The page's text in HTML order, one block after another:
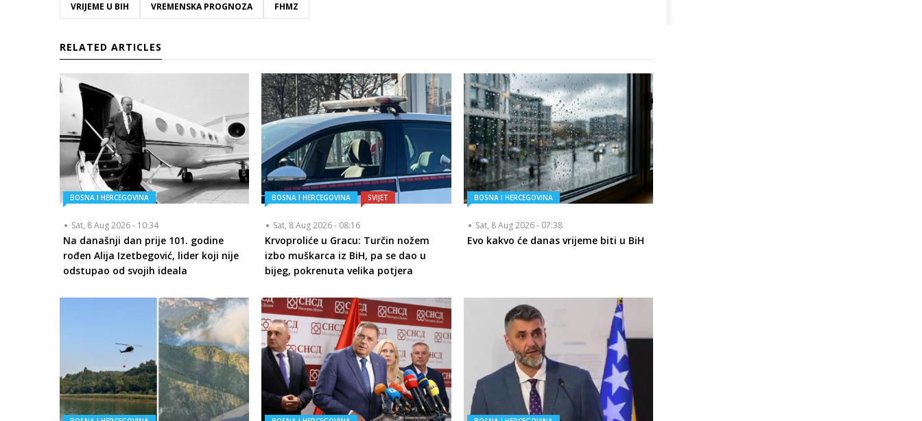
VRIJEME U BIH VREMENSKA PROGNOZA FHMZ
RELATED ARTICLES
BOSNA I HERCEGOVINA
Sat, 8 Aug 2026 - 10:34
Na današnji dan prije 101. godine
rođen Alija Izetbegović, lider koji nije
odstupao od svojih ideala
BOSNA I HERCEGOVINA SVIJET
Sat, 8 Aug 2026 - 08:16
Krvoproliće u Gracu: Turčin nožem
izbo muškarca iz BiH, pa se dao u
bijeg, pokrenuta velika potjera
BOSNA I HERCEGOVINA
Sat, 8 Aug 2026 - 07:38
Evo kakvo će danas vrijeme biti u BiH